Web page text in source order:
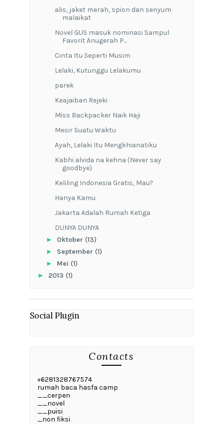
alis, jaket merah, spion dan senyum
malaikat
Novel GUS masuk nominasi Sampul
Favorit Anugerah P...
Cinta Itu Seperti Musim
Lelaki, Kutunggu Lelakumu
parek
Keajaiban Rejeki
Miss Backpacker Naik Haji
Mesir Suatu Waktu
Ayah, Lelaki Itu Mengkhianatiku
Kabhi alvida na kehna (Never say
goodbye)
Keliling Indonesia Gratis, Mau?
Hanya Kamu
Jakarta Adalah Rumah Ketiga
DUNYA DUNYA
► Oktober (13)
► September (1)
► Mei (1)
► 2013 (1)
Social Plugin
Contacts
+6281328767574
rumah baca hasfa camp
__cerpen
__novel
__puisi
_non fiksi